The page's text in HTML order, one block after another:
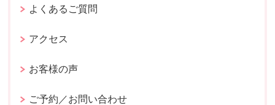
よくあるご質問
アクセス
お客様の声
ご予約／お問い合わせ